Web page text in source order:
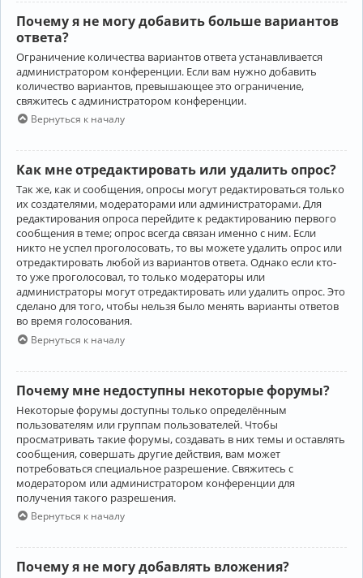
Почему я не могу добавить больше вариантов
ответа?
Ограничение количества вариантов ответа устанавливается
администратором конференции. Если вам нужно добавить
количество вариантов, превышающее это ограничение,
свяжитесь с администратором конференции.
Вернуться к началу
Как мне отредактировать или удалить опрос?
Так же, как и сообщения, опросы могут редактироваться только
их создателями, модераторами или администраторами. Для
редактирования опроса перейдите к редактированию первого
сообщения в теме; опрос всегда связан именно с ним. Если
никто не успел проголосовать, то вы можете удалить опрос или
отредактировать любой из вариантов ответа. Однако если кто-
то уже проголосовал, то только модераторы или
администраторы могут отредактировать или удалить опрос. Это
сделано для того, чтобы нельзя было менять варианты ответов
во время голосования.
Вернуться к началу
Почему мне недоступны некоторые форумы?
Некоторые форумы доступны только определённым
пользователям или группам пользователей. Чтобы
просматривать такие форумы, создавать в них темы и оставлять
сообщения, совершать другие действия, вам может
потребоваться специальное разрешение. Свяжитесь с
модератором или администратором конференции для
получения такого разрешения.
Вернуться к началу
Почему я не могу добавлять вложения?